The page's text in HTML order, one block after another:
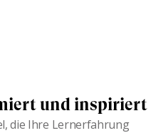
und inspiriert
die Ihre Lernerfahrung